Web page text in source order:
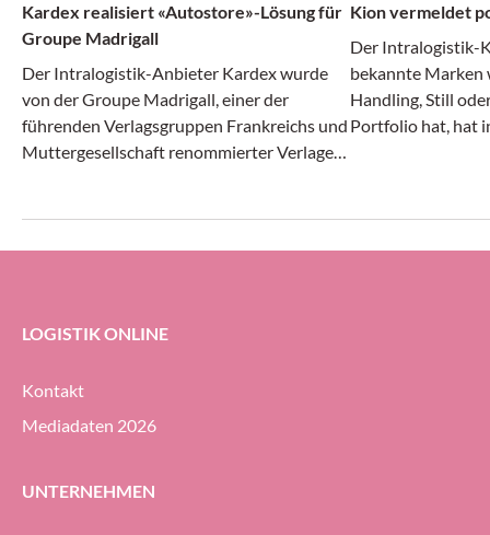
Kardex realisiert «Autostore»-Lösung für
Groupe Madrigall
Der Intralogistik-Anbieter Kardex wurde
von der Groupe Madrigall, einer der
führenden Verlagsgruppen Frankreichs und
Muttergesellschaft renommierter Verlage
das neue Distributionszentrum des
Kion vermeldet
Der Intralogistik-
bekannte Marken
Handling, Still
Portfolio hat, hat
LOGISTIK ONLINE
Kontakt
Mediadaten 2026
UNTERNEHMEN